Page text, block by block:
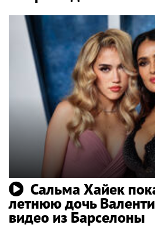
Сальма Хайек
летнюю дочь
видео из Барселоны